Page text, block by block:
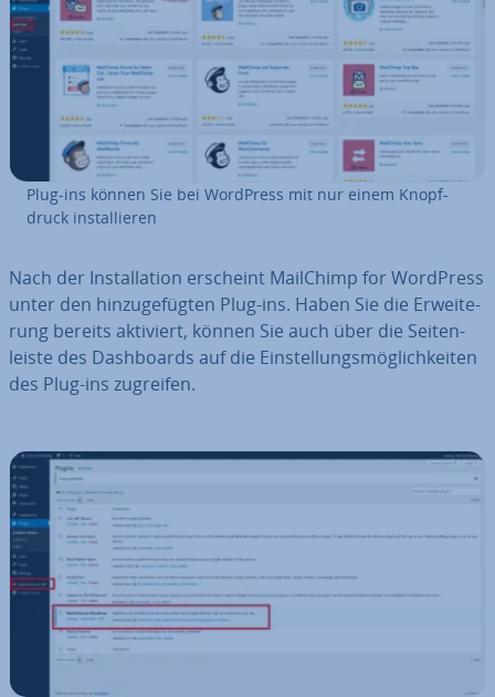
Plug-ins können Sie bei WordPress mit nur einem Knopf­
druck in­stal­lie­ren
Nach der In­stal­la­ti­on erscheint MailChimp for WordPress
unter den hin­zu­ge­füg­ten Plug-ins. Haben Sie die Er­wei­te­
rung bereits aktiviert, können Sie auch über die Sei­ten­
leis­te des Da­sh­boards auf die Ein­stel­lungs­mög­lich­kei­ten
des Plug-ins zugreifen.